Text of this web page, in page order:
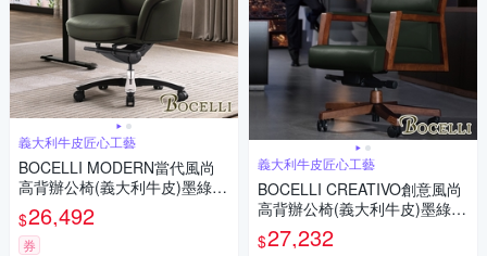
義大利牛皮匠心工藝
BOCELLI MODERN當代風尚
高背辦公椅(義大利牛皮)墨綠
W85*D71*H124~131 cm
$26,492
券
義大利牛皮匠心工藝
BOCELLI CREATIVO創意風尚
高背辦公椅(義大利牛皮)墨綠
W69*D73*H126~134 cm
$27,232